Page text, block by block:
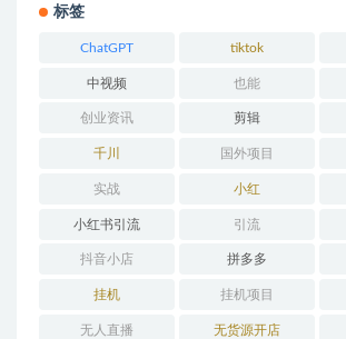
标签
ChatGPT tiktok
中视频 也能
创业资讯 剪辑
千川 国外项目
实战 小红
小红书引流 引流
抖音小店 拼多多
挂机 挂机项目
无人直播 无货源开店